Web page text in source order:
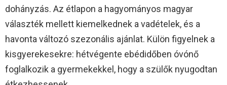
dohányzás. Az étlapon a hagyományos magyar
választék mellett kiemelkednek a vadételek, és a
havonta változó szezonális ajánlat. Külön figyelnek a
kisgyerekesekre: hétvégente ebédidőben óvónő
foglalkozik a gyermekekkel, hogy a szülők nyugodtan